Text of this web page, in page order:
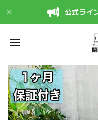
公式ライ